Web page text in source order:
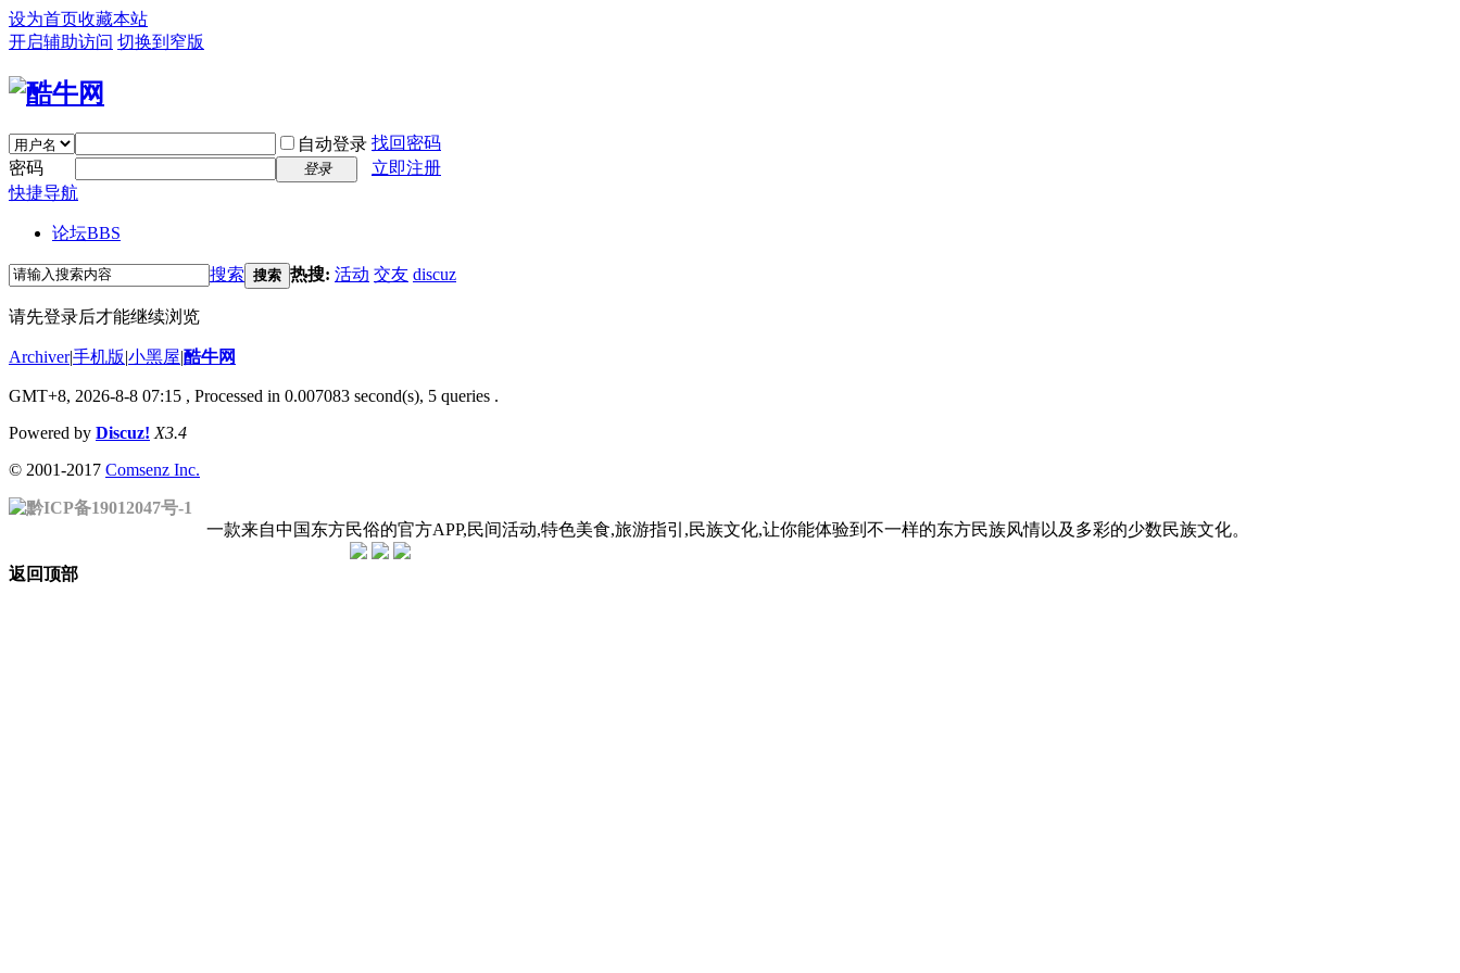
设为首页收藏本站
开启辅助访问 切换到窄版
自动登录 找回密码
密码
登录
立即注册
快捷导航
论坛BBS
搜索 搜索 热搜: 活动 交友 discuz
请先登录后才能继续浏览
Archiver|手机版|小黑屋|酷牛网
GMT+8, 2026-8-8 07:15 , Processed in 0.007083 second(s), 5 queries .
Powered by Discuz! X3.4
© 2001-2017 Comsenz Inc.
黔ICP备19012047号-1
一款来自中国东方民俗的官方APP,民间活动,特色美食,旅游指引,民族文化,让你能体验到不一样的东方民族风情以及多彩的少数民族文化。
返回顶部